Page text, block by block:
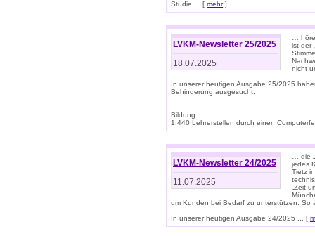
Studie ... [ mehr]
LVKM-Newsletter 25/2025
18.07.2025
…
ist der
nicht
In unserer heutigen Ausgabe 25/2025
Behinderung ausgesucht:
Bildung
1.440 Lehrerstellen durch einen
LVKM-Newsletter 24/2025
11.07.2025
… die
jedes
Tietz
„Zeit
um Kunden bei Bedarf zu unterstützen.
In unserer heutigen Ausgabe 24/2025 ... [